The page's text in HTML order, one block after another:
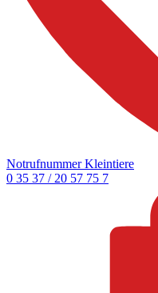
Notrufnummer Kleintiere
0 35 37 / 20 57 75 7